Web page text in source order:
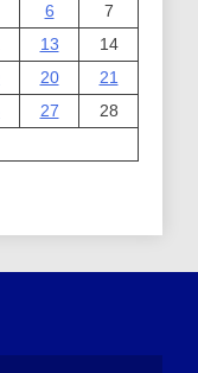
6
7
13
14
20
21
27
28